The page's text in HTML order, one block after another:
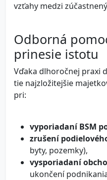
vzťahy medzi
Odborná
prinesie istotu
Vďaka dlhoročnej praxi
tie najzložitejšie
pri:
vyporiadaní BSM
zrušení
byty, pozemky),
vysporiadaní
ukončení